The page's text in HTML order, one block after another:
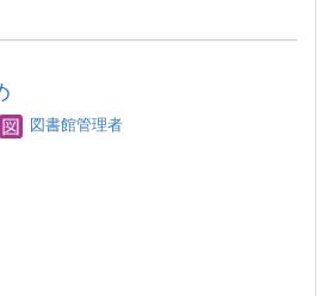
図書館管理者